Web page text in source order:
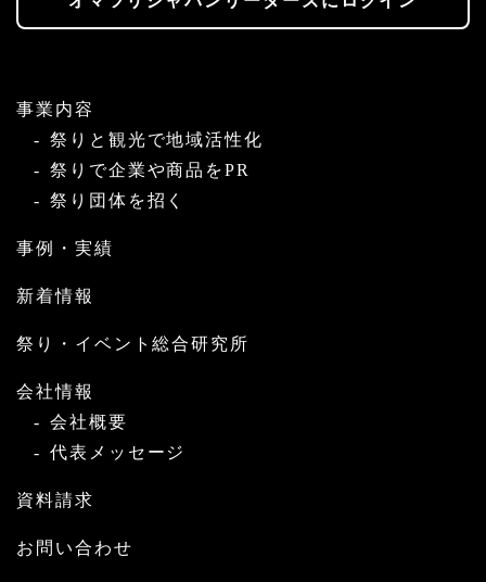
事業内容
祭りと観光で地域活性化
祭りで企業や商品をPR
祭り団体を招く
事例・実績
新着情報
祭り・イベント総合研究所
会社情報
会社概要
代表メッセージ
資料請求
お問い合わせ